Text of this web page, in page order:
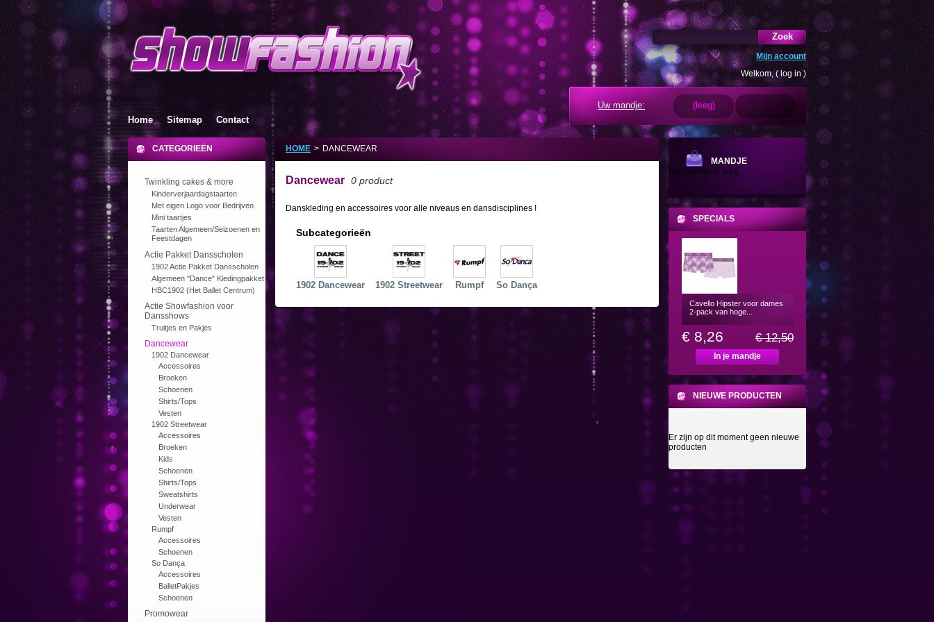
Zoek
Home Sitemap Contact
Mijn account
Welkom, ( log in )
Uw mandje: (leeg)
CATEGORIEËN
Twinkling cakes & more
Kinderverjaardagstaarten
Met eigen Logo voor Bedrijven
Mini taartjes
Taarten Algemeen/Seizoenen en
Feestdagen
Actie Pakket Dansscholen
1902 Actie Pakket Dansscholen
Algemeen "Dance" Kledingpakket
HBC1902 (Het Ballet Centrum)
Actie Showfashion voor
Dansshows
Truitjes en Pakjes
Dancewear
1902 Dancewear
Accessoires
Broeken
Schoenen
Shirts/Tops
Vesten
1902 Streetwear
Accessoires
Broeken
Kids
Schoenen
Shirts/Tops
Sweatshirts
Underwear
Vesten
Rumpf
Accessoires
Schoenen
So Dança
Accessoires
BalletPakjes
Schoenen
Promowear
HOME > DANCEWEAR
Dancewear 0 product
Danskleding en accessoires voor alle niveaus en dansdisciplines !
Subcategorieën
1902 Dancewear 1902 Streetwear Rumpf So Dança
MANDJE
Uw mandje is leeg.
SPECIALS
Cavello Hipster voor dames
2-pack van hoge...
€ 8,26 € 12,50
In je mandje
NIEUWE PRODUCTEN
Er zijn op dit moment geen nieuwe
producten